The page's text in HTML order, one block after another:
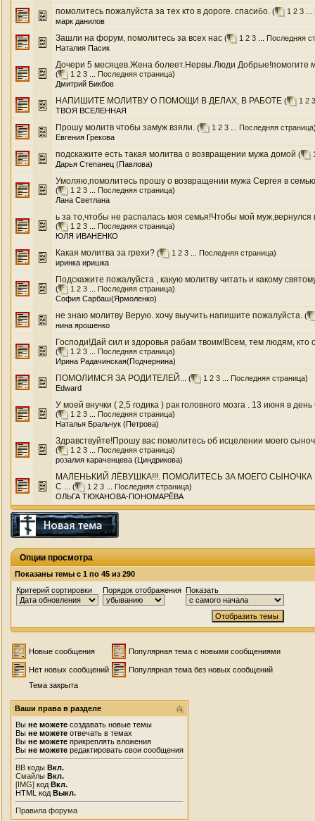
помолитесь пожалуйста за тех кто в дороге. спасибо. ( 1 2 3
марк данилов
Зашли на форум, помолитесь за всех нас ( 1 2 3
Последняя
Наталия Пасик
Дочери 5 месяцев.Жена болеет.Нервы.Люди Добрые!помогите
( 1 2 3 Последняя страница)
Дмитрий Бикбов
НАПИШИТЕ МОЛИТВУ О ПОМОЩИ В ДЕЛАХ, В РАБОТЕ ( 1 2 3
ТВОЯ ВСЕЛЕННАЯ
Прошу молитв чтобы замуж взяли. ( 1 2 3 Последняя страница
Евгения Грекова
подскажите есть такая молитва о возвращении мужа домой (
Дарья Степанец (Павлова)
Умоляю,помолитесь прошу о возвращении мужа Сергея в
( 1 2 3 Последняя страница)
Лана Светлана
ь за то,чтобы не распалась моя семья!Чтобы мой муж,вернулся
( 1 2 3 Последняя страница)
ЮЛЯ ИВАНЕНКО
Какая молитва за грехи? ( 1 2 3 Последняя страница)
иринка иришка
Подскажите пожалуйста , какую молитву читать и какому
( 1 2 3 Последняя страница)
София Сарбаш(Ярмоленко)
не знаю молитву Верую. хочу выучить напишите пожалуйста. (
нина ярошенко
Господи!Дай сил и здоровья рабам твоим!Всем, тем людям, кто
( 1 2 3 Последняя страница)
Ирина Радачинская(Подчернина)
ПОМОЛИМСЯ ЗА РОДИТЕЛЕЙ... ( 1 2 3 Последняя страница)
Edward
У моей внучки ( 2,5 годика ) рак головного мозга . 13 июня в
( 1 2 3 Последняя страница)
Наталья Бральчук (Петрова)
Здравствуйте!Прошу вас помолитесь об исцелении моего
( 1 2 3 Последняя страница)
розалия караченцева (Циндрикова)
МАЛЕНЬКИЙ ЛЁВУШКА!!!. ПОМОЛИТЕСЬ ЗА МОЕГО
С ... ( 1 2 3 Последняя страница)
ОЛЬГА ТЮКАНОВА-ПОНОМАРЁВА
Опции просмотра
Показаны темы с 1 по 45 из 290
Критерий сортировки
Порядок отображения Показать
Новые сообщения Популярная тема с новыми сообщениями
Нет новых сообщений
Популярная тема без новых сообщений
Тема закрыта
Ваши права в разделе
Вы не можете создавать новые темы
Вы не можете отвечать в темах
Вы не можете прикреплять вложения
Вы не можете редактировать свои сообщения
BB коды Вкл.
Смайлы Вкл.
[IMG] код Вкл.
HTML код Выкл.
Правила форума